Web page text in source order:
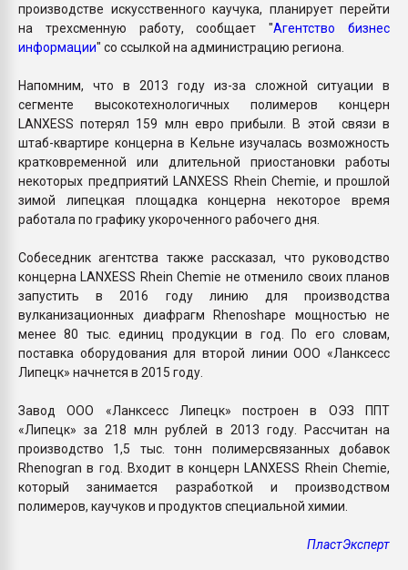
производстве искусственного каучука, планирует перейти
на трехсменную работу, сообщает "Агентство бизнес
информации" со ссылкой на администрацию региона.
Напомним, что в 2013 году из-за сложной ситуации в
сегменте высокотехнологичных полимеров концерн
LANXESS потерял 159 млн евро прибыли. В этой связи в
штаб-квартире концерна в Кельне изучалась возможность
кратковременной или длительной приостановки работы
некоторых предприятий LANXESS Rhein Chemie, и прошлой
зимой липецкая площадка концерна некоторое время
работала по графику укороченного рабочего дня.
Собеседник агентства также рассказал, что руководство
концерна LANXESS Rhein Chemie не отменило своих планов
запустить в 2016 году линию для производства
вулканизационных диафрагм Rhenoshape мощностью не
менее 80 тыс. единиц продукции в год. По его словам,
поставка оборудования для второй линии ООО «Ланксесс
Липецк» начнется в 2015 году.
Завод ООО «Ланксесс Липецк» построен в ОЭЗ ППТ
«Липецк» за 218 млн рублей в 2013 году. Рассчитан на
производство 1,5 тыс. тонн полимерсвязанных добавок
Rhenogran в год. Входит в концерн LANXESS Rhein Chemie,
который занимается разработкой и производством
полимеров, каучуков и продуктов специальной химии.
ПластЭксперт